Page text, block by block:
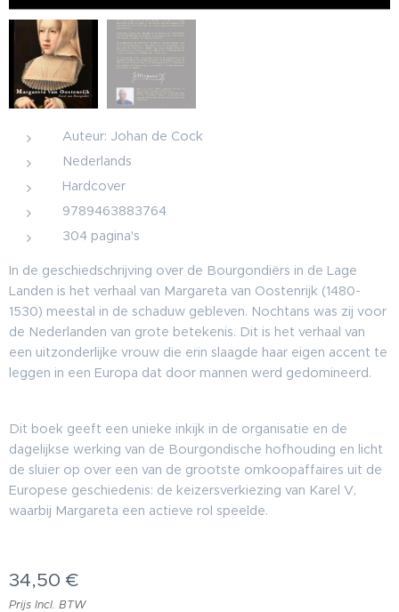
Auteur: Johan de Cock
Nederlands
Hardcover
9789463883764
304 pagina's
In de geschiedschrijving over de Bourgondiërs in de Lage
Landen is het verhaal van Margareta van Oostenrijk (1480-
1530) meestal in de schaduw gebleven. Nochtans was zij voor
de Nederlanden van grote betekenis. Dit is het verhaal van
een uitzonderlijke vrouw die erin slaagde haar eigen accent te
leggen in een Europa dat door mannen werd gedomineerd.
Dit boek geeft een unieke inkijk in de organisatie en de
dagelijkse werking van de Bourgondische hofhouding en licht
de sluier op over een van de grootste omkoopaffaires uit de
Europese geschiedenis: de keizersverkiezing van Karel V,
waarbij Margareta een actieve rol speelde.
34,50 €
Prijs Incl. BTW